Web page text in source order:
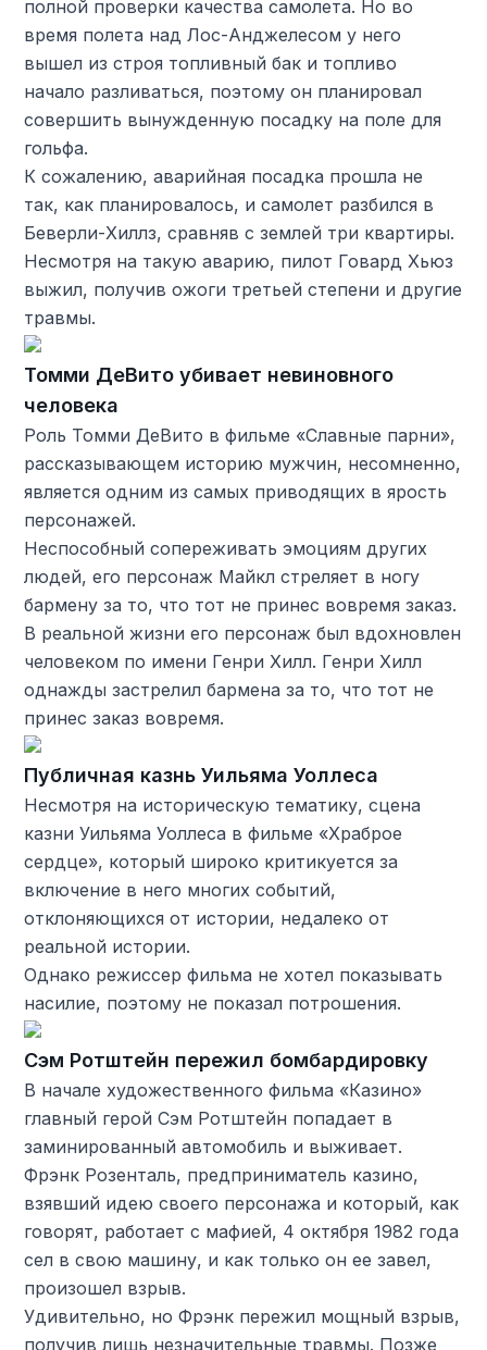
полной проверки качества самолета. Но во
время полета над Лос-Анджелесом у него
вышел из строя топливный бак и топливо
начало разливаться, поэтому он планировал
совершить вынужденную посадку на поле для
гольфа.
К сожалению, аварийная посадка прошла не
так, как планировалось, и самолет разбился в
Беверли-Хиллз, сравняв с землей три квартиры.
Несмотря на такую ​​аварию, пилот Говард Хьюз
выжил, получив ожоги третьей степени и другие
травмы.
Томми ДеВито убивает невиновного
человека
Роль Томми ДеВито в фильме «Славные парни»,
рассказывающем историю мужчин, несомненно,
является одним из самых приводящих в ярость
персонажей.
Неспособный сопереживать эмоциям других
людей, его персонаж Майкл стреляет в ногу
бармену за то, что тот не принес вовремя заказ.
В реальной жизни его персонаж был вдохновлен
человеком по имени Генри Хилл. Генри Хилл
однажды застрелил бармена за то, что тот не
принес заказ вовремя.
Публичная казнь Уильяма Уоллеса
Несмотря на историческую тематику, сцена
казни Уильяма Уоллеса в фильме «Храброе
сердце», который широко критикуется за
включение в него многих событий,
отклоняющихся от истории, недалеко от
реальной истории.
Однако режиссер фильма не хотел показывать
насилие, поэтому не показал потрошения.
Сэм Ротштейн пережил бомбардировку
В начале художественного фильма «Казино»
главный герой Сэм Ротштейн попадает в
заминированный автомобиль и выживает.
Фрэнк Розенталь, предприниматель казино,
взявший идею своего персонажа и который, как
говорят, работает с мафией, 4 октября 1982 года
сел в свою машину, и как только он ее завел,
произошел взрыв.
Удивительно, но Фрэнк пережил мощный взрыв,
получив лишь незначительные травмы. Позже